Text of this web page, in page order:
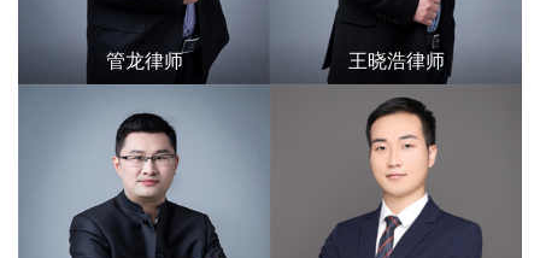
管龙律师 王晓浩律师